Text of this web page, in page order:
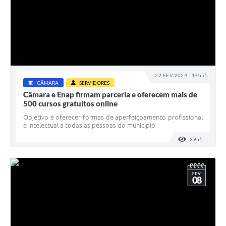
22 FEV 2024 - 14h55
CÂMARA SERVIDORES
Câmara e Enap firmam parceria e oferecem mais de
500 cursos gratuitos online
Objetivo é oferecer formas de aperfeiçoamento profissional
e intelectual a todas as pessoas do município
3955
FEV
08